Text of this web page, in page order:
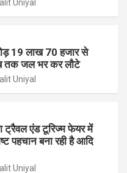
Lalit Uniyal
19 लाख 70 हजार से
तक जल भर कर लौटे
Lalit Uniyal
ट्रैवल एंड टूरिज्म फेयर में
पहचान बना रही है आदि
Lalit Uniyal